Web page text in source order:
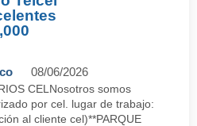
08/06/2026
CELNosotros somos
por cel. lugar de trabajo:
al cliente cel)**PARQUE